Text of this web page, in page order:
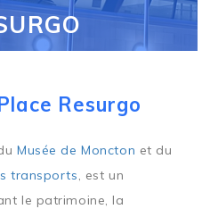
Resurgo
Musée de Moncton et du
transports, est un
le patrimoine, la